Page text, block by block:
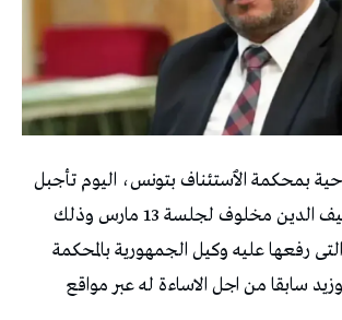
بمحكمة الٱستئناف بتونس، اليوم تأجبل
محاكمة المحامي سيف الدين مخلوف لجلسة 13 مارس وذلك
رفعها عليه وكيل الجمهورية بالمحكمة
سابقا من اجل الاساءة له عبر مواقع